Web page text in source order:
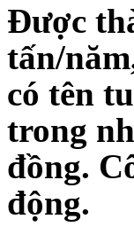
Được
tấn/
có tên
trong
đồng.
động.